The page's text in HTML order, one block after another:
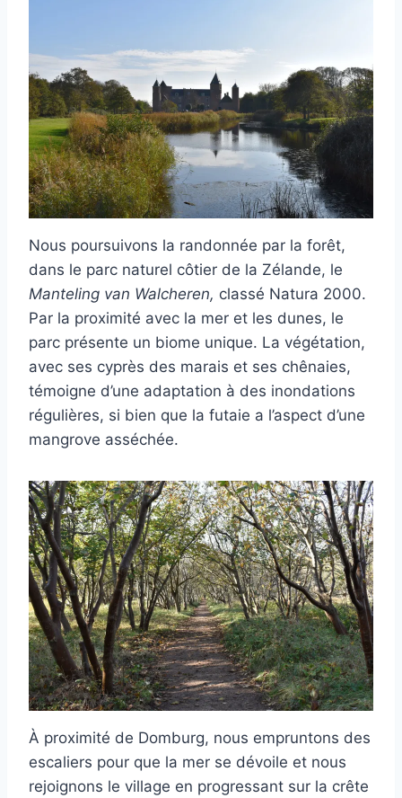
Nous poursuivons la randonnée par la forêt,
dans le parc naturel côtier de la Zélande, le
Manteling van Walcheren, classé Natura 2000.
Par la proximité avec la mer et les dunes, le
parc présente un biome unique. La végétation,
avec ses cyprès des marais et ses chênaies,
témoigne d’une adaptation à des inondations
régulières, si bien que la futaie a l’aspect d’une
mangrove asséchée.
À proximité de Domburg, nous empruntons des
escaliers pour que la mer se dévoile et nous
rejoignons le village en progressant sur la crête